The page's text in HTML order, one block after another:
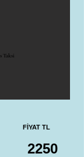
Taksi
FİYAT TL
2250